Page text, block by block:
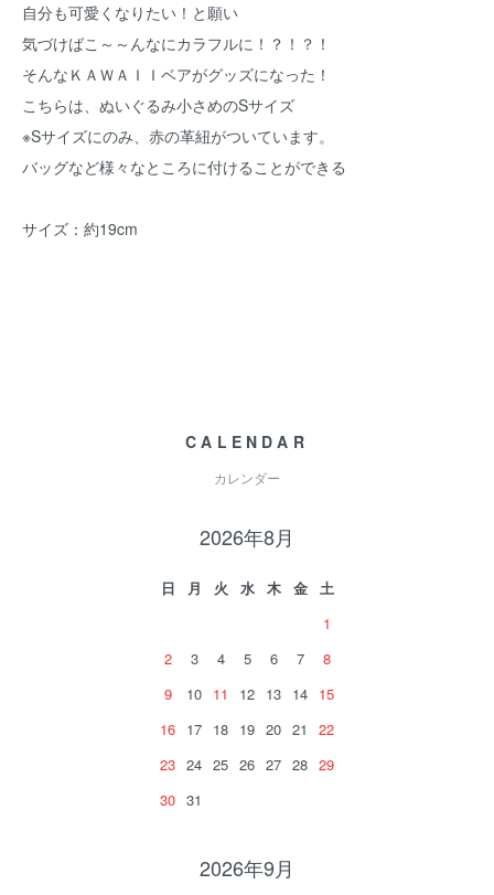
自分も可愛くなりたい！と願い
気づけばこ～～んなにカラフルに！？！？！
そんなＫＡＷＡＩＩベアがグッズになった！
こちらは、ぬいぐるみ小さめのSサイズ
※Sサイズにのみ、赤の革紐がついています。
バッグなど様々なところに付けることができる
サイズ：約19cm
CALENDAR
カレンダー
2026年8月
日 月 火 水 木 金
土
1
2
3 4 5 6 7
8
9
10 11 12 13 14 15
16 17 18 19 20 21
22
23 24 25 26 27 28 29
30 31
2026年9月